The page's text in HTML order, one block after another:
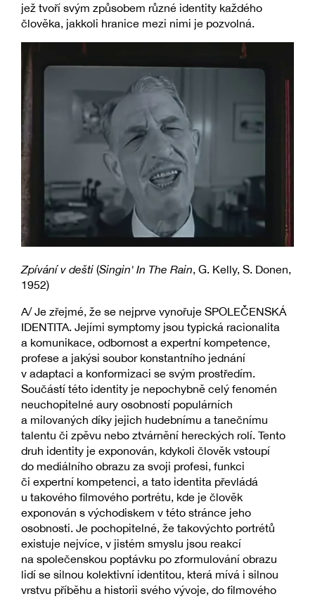
jež tvoří svým způsobem různé identity každého
člověka, jakkoli hranice mezi nimi je pozvolná.
Zpívání v dešti (Singin' In The Rain, G. Kelly, S. Donen,
1952)
A/ Je zřejmé, že se nejprve vynořuje SPOLEČENSKÁ
IDENTITA. Jejími symptomy jsou typická racionalita
a komunikace, odbornost a expertní kompetence,
profese a jakýsi soubor konstantního jednání
v adaptaci a konformizaci se svým prostředím.
Součástí této identity je nepochybně celý fenomén
neuchopitelné aury osobností populárních
a milovaných díky jejich hudebnímu a tanečnímu
talentu či zpěvu nebo ztvárnění hereckých rolí. Tento
druh identity je exponován, kdykoli člověk vstoupí
do mediálního obrazu za svoji profesi, funkci
či expertní kompetenci, a tato identita převládá
u takového filmového portrétu, kde je člověk
exponován s východiskem v této stránce jeho
osobnosti. Je pochopitelné, že takovýchto portrétů
existuje nejvíce, v jistém smyslu jsou reakcí
na společenskou poptávku po zformulování obrazu
lidí se silnou kolektivní identitou, která mívá i silnou
vrstvu příběhu a historii svého vývoje, do filmového